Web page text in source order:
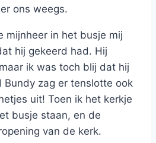
ons weegs.
mijnheer in het busje mij
hij gekeerd had. Hij
ik was toch blij dat hij
Bundy zag er tenslotte ook
uit! Toen ik het kerkje
busje staan, en de
van de kerk.